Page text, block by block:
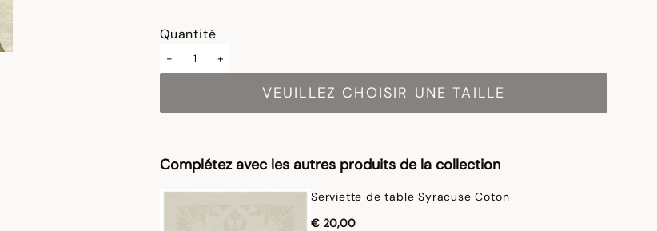
Quantité
- +
VEUILLEZ CHOISIR UNE TAILLE
Complétez avec les autres produits de la collection
Serviette de table Syracuse Coton
€ 20,00